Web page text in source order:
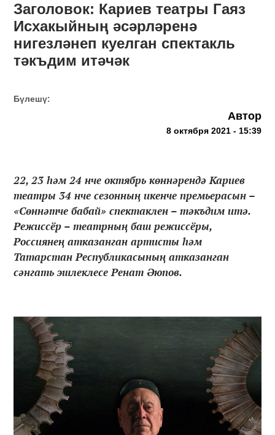
Заголовок: Кариев театры Гаяз
Исхакыйның әсәрләренә
нигезләнеп куелган спектакль
тәкъдим итәчәк
Бүлешү:
Автор
8 октября 2021 - 15:39
22, 23 һәм 24 нче октябрь көннәрендә Кариев
театры 34 нче сезонның икенче премьерасын –
«Сөннәтче бабай» спектаклен – тәкъдим итә.
Режиссёр – театрның баш режиссёры,
Россиянең атказанган артисты һәм
Татарстан Республикасының атказанган
сәнгать эшлеклесе Ренат Әюпов.